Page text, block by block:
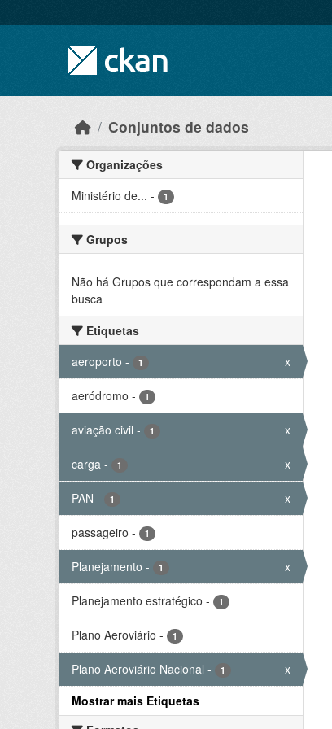
Conjuntos de dados
Organizações
Ministério de... - 1
Grupos
Não há Grupos que correspondam a essa
busca
Etiquetas
aeroporto - 1 x
aeródromo - 1
aviação civil - 1 x
carga - 1 x
PAN - 1 x
passageiro - 1
Planejamento - 1 x
Planejamento estratégico - 1
Plano Aeroviário - 1
Plano Aeroviário Nacional - 1
x
Mostrar mais Etiquetas